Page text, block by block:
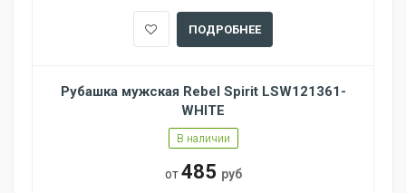
ПОДРОБНЕЕ
Рубашка мужская Rebel Spirit LSW121361-
WHITE
В наличии
от485 руб